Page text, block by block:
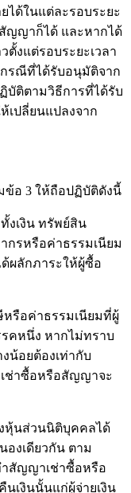
ด้ในแต่ละรอบระยะ
ญญาก็ได้ และหากได้
งแต่รอบระยะเวลา
รณีที่ได้รับอนุมัติจาก
บัติตามวิธีการที่ได้รับ
เปลี่ยนแปลงจาก
ข้อ 3 ให้ถือปฏิบัติดังนี้
งิน ทรัพย์สิน
กรหรือค่าธรรมเนียม
ผลักภาระให้ผู้ซื้อ
ธรรมเนียมที่ผู้
คหนึ่ง หากไม่ทราบ
น้อยต้องเท่ากับ
ช่าซื้อหรือสัญญาจะ
วนนิติบุคคลได้
องเดียวกัน ตาม
ำสัญญาเช่าซื้อหรือ
เงินนั้นแก่ผู้จ่ายเงิน